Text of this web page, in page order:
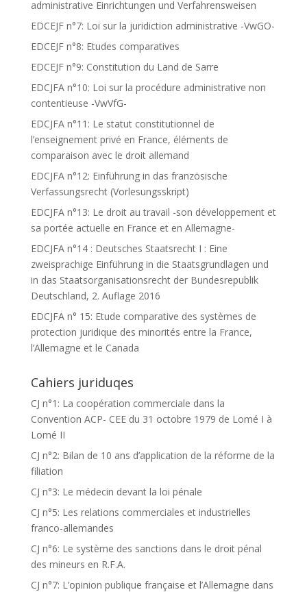
administrative Einrichtungen und Verfahrensweisen
EDCEJF n°7: Loi sur la juridiction administrative -VwGO-
EDCEJF n°8: Etudes comparatives
EDCEJF n°9: Constitution du Land de Sarre
EDCJFA n°10: Loi sur la procédure administrative non
contentieuse -VwVfG-
EDCJFA n°11: Le statut constitutionnel de
l’enseignement privé en France, éléments de
comparaison avec le droit allemand
EDCJFA n°12: Einführung in das französische
Verfassungsrecht (Vorlesungsskript)
EDCJFA n°13: Le droit au travail -son développement et
sa portée actuelle en France et en Allemagne-
EDCJFA n°14 : Deutsches Staatsrecht I : Eine
zweisprachige Einführung in die Staatsgrundlagen und
in das Staatsorganisationsrecht der Bundesrepublik
Deutschland, 2. Auflage 2016
EDCJFA n° 15: Etude comparative des systèmes de
protection juridique des minorités entre la France,
l’Allemagne et le Canada
Cahiers juriduqes
CJ n°1: La coopération commerciale dans la
Convention ACP- CEE du 31 octobre 1979 de Lomé I à
Lomé II
CJ n°2: Bilan de 10 ans d’application de la réforme de la
filiation
CJ n°3: Le médecin devant la loi pénale
CJ n°5: Les relations commerciales et industrielles
franco-allemandes
CJ n°6: Le système des sanctions dans le droit pénal
des mineurs en R.F.A.
CJ n°7: L’opinion publique française et l’Allemagne dans